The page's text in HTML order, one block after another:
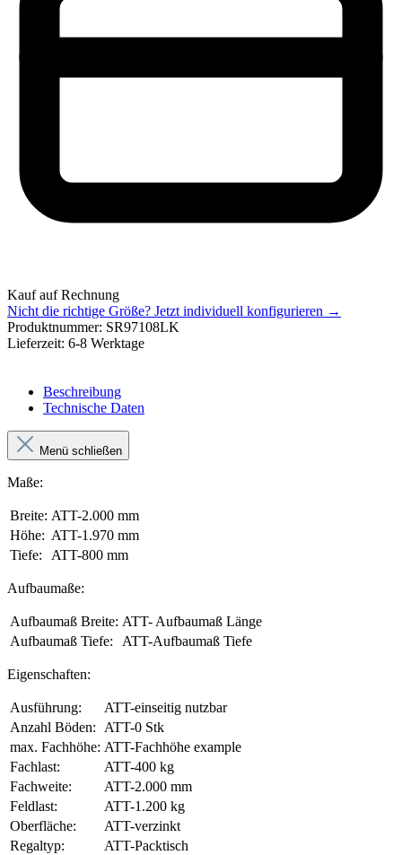
Kauf auf Rechnung
Nicht die richtige Größe? Jetzt individuell konfigurieren →
Produktnummer: SR97108LK
Lieferzeit: 6-8 Werktage
Beschreibung
Technische Daten
Menü schließen
Maße:
Breite: ATT-2.000 mm
Höhe: ATT-1.970 mm
Tiefe:
ATT-800 mm
Aufbaumaße:
Aufbaumaß Breite: ATT- Aufbaumaß Länge
Aufbaumaß Tiefe:
ATT-Aufbaumaß Tiefe
Eigenschaften:
Ausführung:
ATT-einseitig nutzbar
Anzahl Böden: ATT-0 Stk
max. Fachhöhe: ATT-Fachhöhe example
Fachlast:
ATT-400 kg
Fachweite:
ATT-2.000 mm
Feldlast:
ATT-1.200 kg
Oberfläche:
ATT-verzinkt
Regaltyp:
ATT-Packtisch